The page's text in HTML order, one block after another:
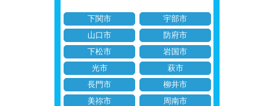
下関市
宇部市
山口市
防府市
下松市
岩国市
光市
萩市
長門市
柳井市
美祢市
周南市